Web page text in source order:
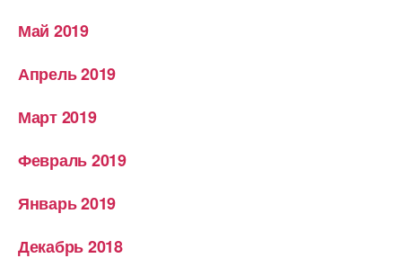
Май 2019
Апрель 2019
Март 2019
Февраль 2019
Январь 2019
Декабрь 2018